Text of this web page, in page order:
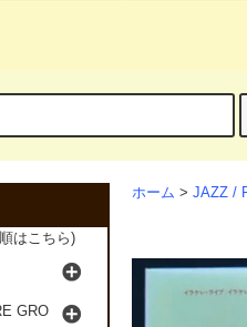
ホーム > JAZZ /
はこちら)
GRO